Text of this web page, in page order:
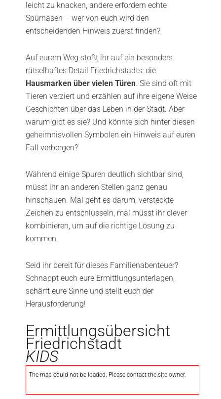
leicht zu knacken, andere erfordern echte
Spürnasen – wer von euch wird den
entscheidenden Hinweis zuerst finden?
Auf eurem Weg stoßt ihr auf ein besonders
rätselhaftes Detail Friedrichstadts: die
Hausmarken über vielen Türen. Sie sind oft mit
Tieren verziert und erzählen auf ihre eigene Weise
Geschichten über das Leben in der Stadt. Aber
warum gibt es sie? Und könnte sich hinter diesen
geheimnisvollen Symbolen ein Hinweis auf euren
Fall verbergen?
Während einige Spuren deutlich sichtbar sind,
müsst ihr an anderen Stellen ganz genau
hinschauen. Mal geht es darum, versteckte
Zeichen zu entschlüsseln, mal müsst ihr clever
kombinieren, um auf die richtige Lösung zu
kommen.
Seid ihr bereit für dieses Familienabenteuer?
Schnappt euch eure Ermittlungsunterlagen,
schärft eure Sinne und stellt euch der
Herausforderung!
Ermittlungsübersicht
Friedrichstadt
KIDS
The map could not be loaded. Please contact the site owner.